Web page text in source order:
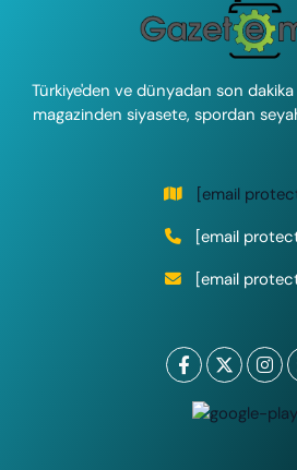
Türkiye'den ve dünyadan son dakika
magazinden siyasete, spordan
[email
[email
[email